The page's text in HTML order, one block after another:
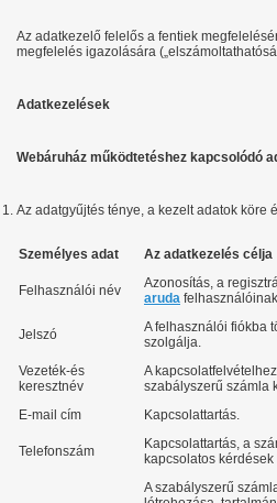
Az adatkezelő felelős a fentiek
megfelelés igazolására
Adatkezelések
Webáruház működtetéshez kapcsolódó
Az adatgyűjtés ténye, a kezelt adatok köre
Személyes adat Az adatkezelés célja
Felhasználói név Azonosítás, a
aruda
Jelszó
A felhasználói fiókba
szolgálja.
Vezeték-és
keresztnév
A
szabályszerű számla
E-mail cím
Kapcsolattartás.
Telefonszám
Kapcsolattartás, a
kapcsolatos kérdések
A szabályszerű